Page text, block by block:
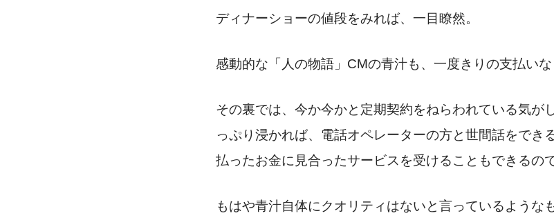
ディナーショーの値段をみれば、一目瞭然。
感動的な「人の物語」CMの青汁も、一度きりの支払いな
その裏では、今か今かと定期契約をねらわれている気が
っぷり浸かれば、電話オペレーターの方と世間話をでき
払ったお金に見合ったサービスを受けることもできるの
もはや青汁自体にクオリティはないと言っているような